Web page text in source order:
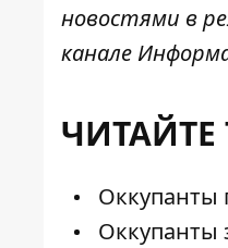
новостями в
канале
ЧИТАЙТЕ
Оккупанты
Оккупанты